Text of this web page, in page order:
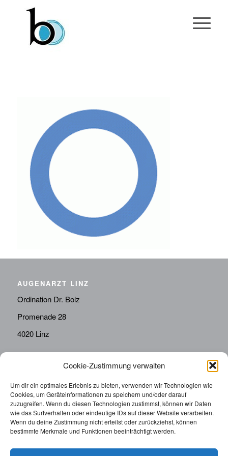
Cookie-Zustimmung verwalten
Um dir ein optimales Erlebnis zu bieten, verwenden wir Technologien wie
Cookies, um Geräteinformationen zu speichern und/oder darauf
zuzugreifen. Wenn du diesen Technologien zustimmst, können wir Daten
wie das Surfverhalten oder eindeutige IDs auf dieser Website verarbeiten.
Wenn du deine Zustimmung nicht erteilst oder zurückziehst, können
bestimmte Merkmale und Funktionen beeinträchtigt werden.
AUGENARZT LINZ
Ordination Dr. Bolz
Promenade 28
4020 Linz
Telefon:
0676814287655
sekretariat@drbolz.at
ORDINATIONSZEITEN
Telefonische Terminvereinbarung: Montag – Freitag von